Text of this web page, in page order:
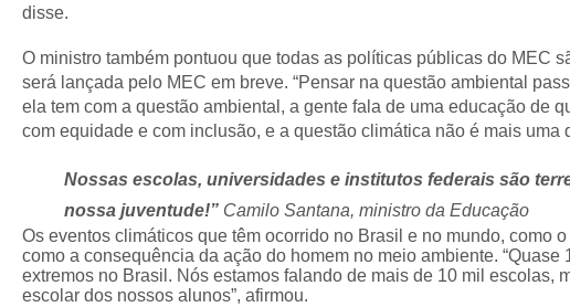
disse.
O ministro também pontuou que todas as políticas públicas do MEC
será lançada pelo MEC em breve. “Pensar na questão ambiental
ela tem com a questão ambiental, a gente fala de uma educação de
com equidade e com inclusão, e a questão climática não é mais
Nossas escolas, universidades e institutos federais são
nossa juventude!” Camilo Santana, ministro da Educação
Os eventos climáticos que têm ocorrido no Brasil e no mundo, como
como a consequência da ação do homem no meio ambiente.
extremos no Brasil. Nós estamos falando de mais de 10 mil escolas,
escolar dos nossos alunos”, afirmou.